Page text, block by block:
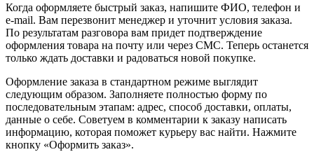
Когда оформляете быстрый заказ, напишите ФИО, телефон и
e-mail. Вам перезвонит менеджер и уточнит условия заказа.
По результатам разговора вам придет подтверждение
оформления товара на почту или через СМС. Теперь останется
только ждать доставки и радоваться новой покупке.
Оформление заказа в стандартном режиме выглядит
следующим образом. Заполняете полностью форму по
последовательным этапам: адрес, способ доставки, оплаты,
данные о себе. Советуем в комментарии к заказу написать
информацию, которая поможет курьеру вас найти. Нажмите
кнопку «Оформить заказ».